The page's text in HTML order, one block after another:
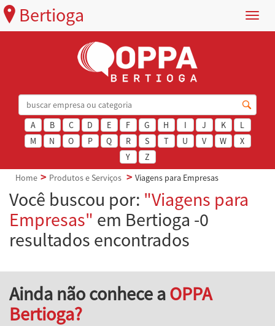
Menu
Bertioga
A B C D E F G H I J K
L
M
N O P Q R S T U V W
X
Y
Z
Home
Produtos e Serviços Viagens para Empresas
Você buscou por: "Viagens para
Empresas" em Bertioga -0
resultados encontrados
Ainda não conhece aOPPA
Bertioga?